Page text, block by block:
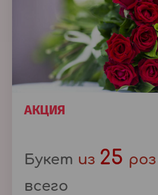
АКЦИЯ
Букет из 25 роз
всего